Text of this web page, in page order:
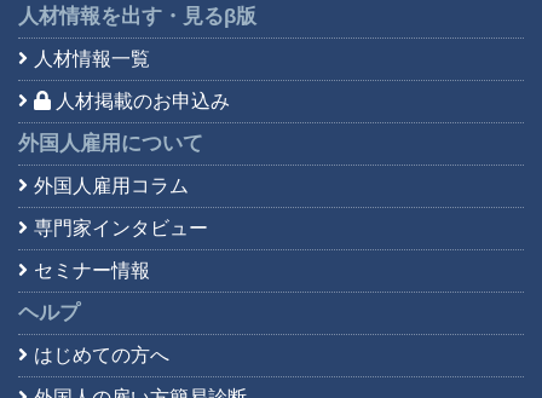
人材情報を出す・見るβ版
人材情報一覧
人材掲載のお申込み
外国人雇用について
外国人雇用コラム
専門家インタビュー
セミナー情報
ヘルプ
はじめての方へ